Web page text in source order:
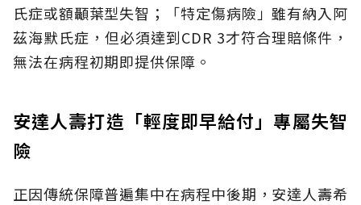
氏症或額顳葉型失智；「特定傷病險」雖有納入阿
茲海默氏症，但必須達到CDR 3才符合理賠條件，
無法在病程初期即提供保障。
安達人壽打造「輕度即早給付」專屬失智
險
正因傳統保障普遍集中在病程中後期，安達人壽希